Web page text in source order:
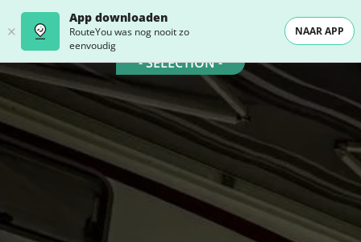
App downloaden
RouteYou was nog nooit zo
eenvoudig
NAAR APP
- SELECTION -